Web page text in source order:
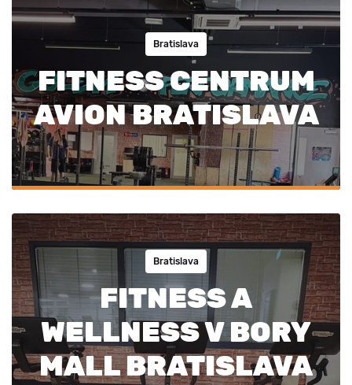
Bratislava
FITNESS CENTRUM
AVION BRATISLAVA
Bratislava
FITNESS A
WELLNESS V BORY
MALL BRATISLAVA